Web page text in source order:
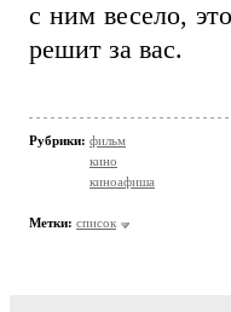
с ним весело,
решит за вас.
Рубрики: фильм
кино
киноафиша
Метки: список